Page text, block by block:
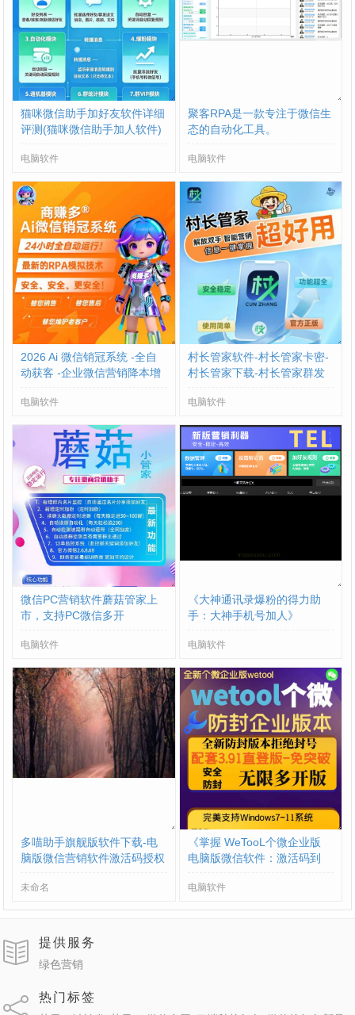
猫咪微信助手加好友软件详细
评测(猫咪微信助手加人软件)
始
电脑软件
聚客RPA是一款专注于微信生
态的自动化工具。
电脑软件
2026 Ai 微信销冠系统 -全自
动获客 -企业微信营销降本增
电脑软件
村长管家软件-村长管家卡密-
村长管家下载-村长管家群发
电脑软件
微信PC营销软件蘑菇管家上
市，支持PC微信多开
电脑软件
《大神通讯录爆粉的得力助
手：大神手机号加人》
电脑软件
多喵助手旗舰版软件下载-电
脑版微信营销软件激活码授权
载
未命名
《掌握 WeTooL个微企业版
电脑版微信软件：激活码到
电脑软件
提供服务
绿色营销
热门标签